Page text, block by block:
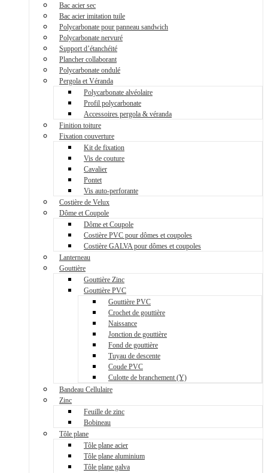
Bac acier sec
Bac acier imitation tuile
Polycarbonate pour panneau sandwich
Polycarbonate nervuré
Support d’étanchéité
Plancher collaborant
Polycarbonate ondulé
Pergola et Véranda
Polycarbonate alvéolaire
Profil polycarbonate
Accessoires pergola & véranda
Finition toiture
Fixation couverture
Kit de fixation
Vis de couture
Cavalier
Pontet
Vis auto-perforante
Costière de Velux
Dôme et Coupole
Dôme et Coupole
Costière PVC pour dômes et coupoles
Costière GALVA pour dômes et coupoles
Lanterneau
Gouttière
Gouttière Zinc
Gouttière PVC
Gouttière PVC
Crochet de gouttière
Naissance
Jonction de gouttière
Fond de gouttière
Tuyau de descente
Coude PVC
Culotte de branchement (Y)
Bandeau Cellulaire
Zinc
Feuille de zinc
Bobineau
Tôle plane
Tôle plane acier
Tôle plane aluminium
Tôle plane galva